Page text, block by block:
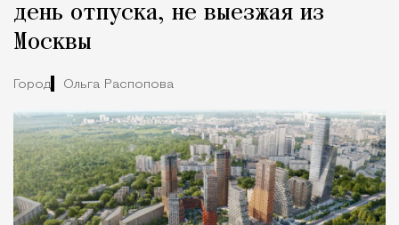
день отпуска, не выезжая из
Москвы
Город Ольга Распопова